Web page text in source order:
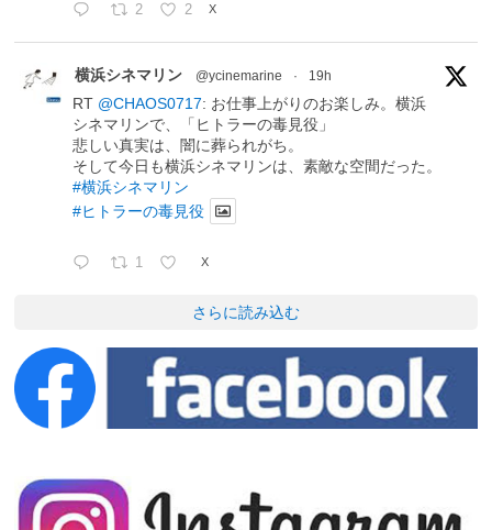
2 2 X
横浜シネマリン @ycinemarine · 19h
RT @CHAOS0717: お仕事上がりのお楽しみ。横浜
シネマリンで、「ヒトラーの毒見役」
悲しい真実は、闇に葬られがち。
そして今日も横浜シネマリンは、素敵な空間だった。
#横浜シネマリン
#ヒトラーの毒見役
1 X
さらに読み込む